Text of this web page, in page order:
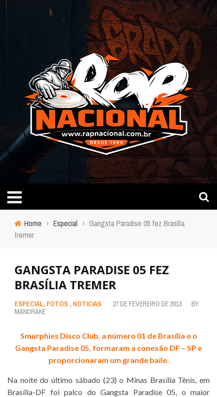
Home › Especial › Gangsta Paradise 05 fez Brasília
tremer
GANGSTA PARADISE 05 FEZ
BRASÍLIA TREMER
ESPECIAL, FOTOS , NOTICIAS 27 DE FEVEREIRO DE 2013
BY
MANDRAKE
Smurphies Disco Club, a número 01 de Brasília e o
Gangsta Paradise 05, formaram a conexão DF – SP e
proporcionaram um grande baile.
Na noite do último sábado (23) o Minas Brasília Tênis, em
Brasília-DF foi palco do Gangsta Paradise 05, o maior